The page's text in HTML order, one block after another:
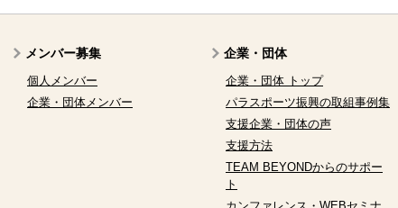
メンバー募集
個人メンバー
企業・団体メンバー
企業・団体
企業・団体 トップ
パラスポーツ振興の取組事例集
支援企業・団体の声
支援方法
TEAM BEYONDからのサポー
ト